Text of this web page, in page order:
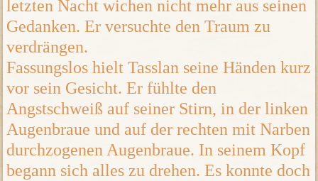
letzten Nacht wichen nicht mehr aus seinen
Gedanken. Er versuchte den Traum zu
verdrängen.
Fassungslos hielt Tasslan seine Händen kurz
vor sein Gesicht. Er fühlte den
Angstschweiß auf seiner Stirn, in der linken
Augenbraue und auf der rechten mit Narben
durchzogenen Augenbraue. In seinem Kopf
begann sich alles zu drehen. Es konnte doch